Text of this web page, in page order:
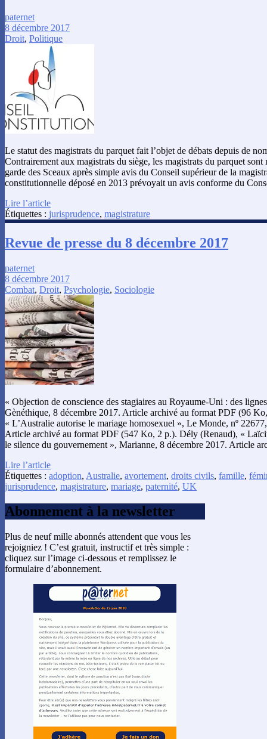
paternet
8 décembre 2017
Droit, Politique
Le statut des magistrats du parquet fait l’objet de débats depuis de
Contrairement aux magistrats du siège, les magistrats du parquet sont
garde des Sceaux après simple avis du Conseil supérieur de la
constitutionnelle déposé en 2013 prévoyait un avis conforme du
Lire l’article
Étiquettes : jurisprudence, magistrature
Revue de presse du 8 décembre 2017
paternet
8 décembre 2017
Combat, Droit, Psychologie, Sociologie
« Objection de conscience des stagiaires au Royaume-Uni : des
Gènéthique, 8 décembre 2017. Article archivé au format PDF (96
« L’Australie autorise le mariage homosexuel », Le Monde, nº
Article archivé au format PDF (547 Ko, 2 p.). Dély (Renaud), «
le silence du gouvernement », Marianne, 8 décembre 2017. Article
Lire l’article
Étiquettes : adoption, Australie, avortement, droits civils, famille,
jurisprudence, magistrature, mariage, paternité, UK
Abonnement à la newsletter
Plus de neuf mille abonnés attendent que vous les
rejoigniez ! C’est gratuit, instructif et très simple :
cliquez sur l’image ci-dessous et remplissez le
formulaire d’abonnement.